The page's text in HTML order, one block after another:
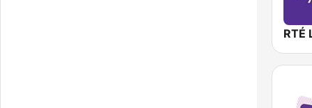
RTÉ